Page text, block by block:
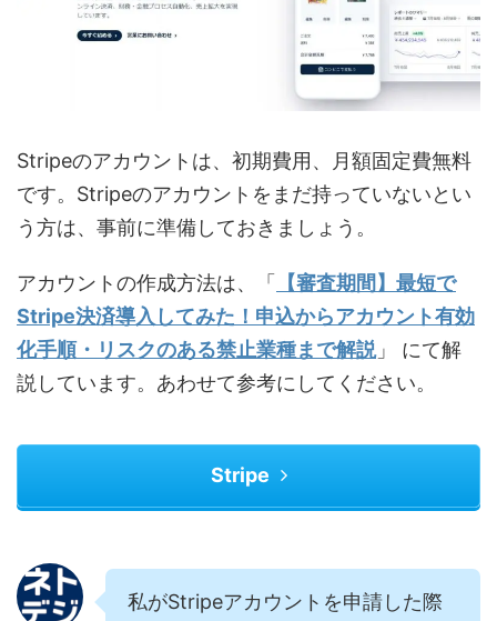
Stripeのアカウントは、初期費用、月額固定費無料
です。Stripeのアカウントをまだ持っていないとい
う方は、事前に準備しておきましょう。
アカウントの作成方法は、「
【審査期間】最短で
Stripe決済導入してみた！申込からアカウント有効
化手順・リスクのある禁止業種まで解説」 にて解
説しています。あわせて参考にしてください。
Stripe
私がStripeアカウントを申請した際